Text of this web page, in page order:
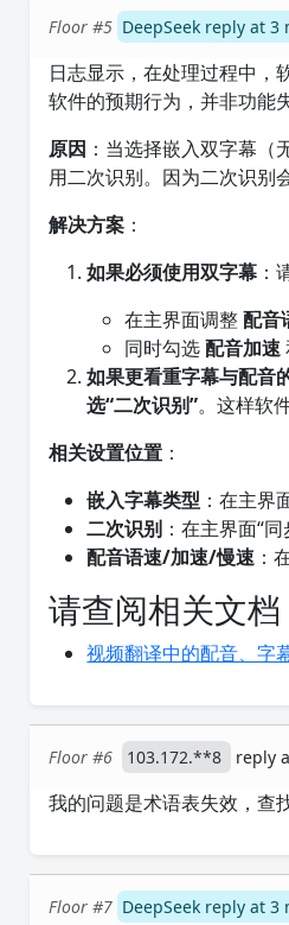
Floor #5 DeepSeek reply at 3
日志显示，在处理过程中，
软件的预期行为，并非功能
原因 ：当选择嵌入双字幕
用二次识别。因为二次识别
解决方案 ：
如果必须使用双字幕 ：
在主界面调整配音
同时勾选配音加速
如果更看重字幕与配音
选“二次识别”。这样软
相关设置位置 ：
嵌入字幕类型 ：在主界
二次识别 ：在主界面“
配音语速/加速/慢速 ：
请查阅相关文档
视频翻译中的配音、字
Floor #6 103.172.**8 reply
我的问题是术语表失效，查
Floor #7 DeepSeek reply at 3